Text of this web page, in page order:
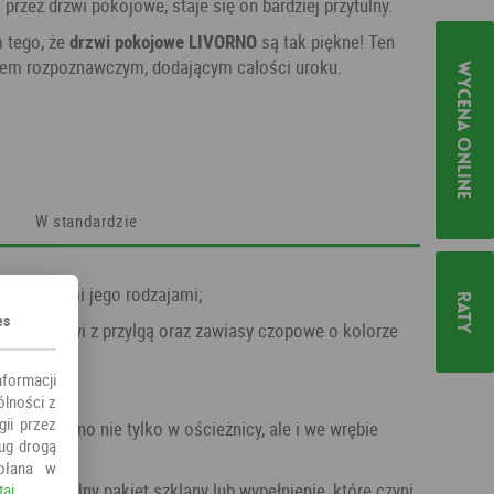
tego, żedrzwi pokojowe LIVORNO są tak piękne! Ten
rozpoznawczym, dodającym całości uroku.
W standardzie
z różnymi jego rodzajami;
z
przez
drogą
w
Wycena online
Raty